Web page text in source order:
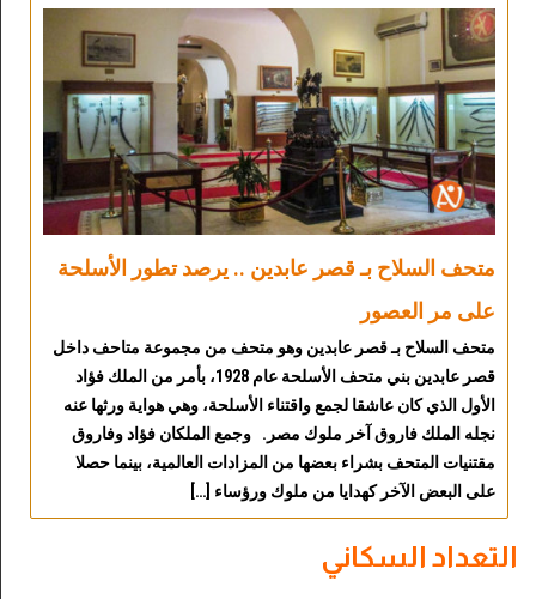
متحف السلاح بـ قصر عابدين .. يرصد تطور الأسلحة
على مر العصور
متحف السلاح بـ قصر عابدين وهو متحف من مجموعة متاحف داخل
قصر عابدين بني متحف الأسلحة عام 1928، بأمر من الملك فؤاد
الأول الذي كان عاشقا لجمع واقتناء الأسلحة، وهي هواية ورثها عنه
نجله الملك فاروق آخر ملوك مصر. وجمع الملكان فؤاد وفاروق
مقتنيات المتحف بشراء بعضها من المزادات العالمية، بينما حصلا
على البعض الآخر كهدايا من ملوك ورؤساء […]
التعداد السكاني